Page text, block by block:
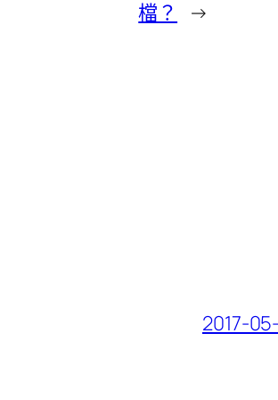
檔？ →
2017-